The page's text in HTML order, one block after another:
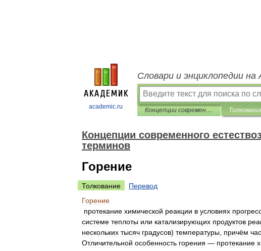
academic.ru
Словари и энциклопедии на
Концепции современного естествознания. Словарь основных терминов
Концепции современного
терминов
Горение
Толкование
Перевод
Горение
протекание химической реакции в условиях
системе теплоты или катализирующих продуктов
нескольких тысяч градусов) температуры причём
Отличительной особенность горения — протекание